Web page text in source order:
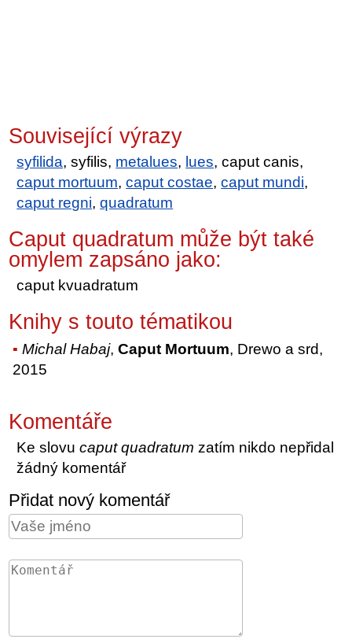
Související výrazy
syfilida, syfilis, metalues, lues, caput canis,
caput mortuum,caput costae,caput mundi,
caput regni,quadratum
Caput quadratum může být také
omylem zapsáno jako:
caput kvuadratum
Knihy s touto tématikou
Michal Habaj,Caput Mortuum, Drewo a srd,
2015
Komentáře
Ke slovucaput quadratum zatím nikdo nepřidal
žádný komentář
Přidat nový komentář